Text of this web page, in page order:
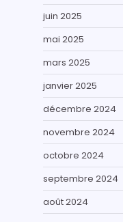
juin 2025
mai 2025
mars 2025
janvier 2025
décembre 2024
novembre 2024
octobre 2024
septembre 2024
août 2024